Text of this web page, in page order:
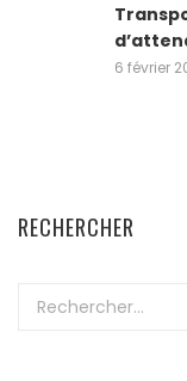
6 février
RECHERCHER
Rechercher :